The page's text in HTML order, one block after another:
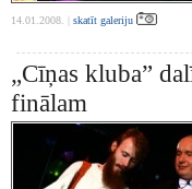
14.01.2008. | skatīt galeriju
„Cīņas kluba”
finālam